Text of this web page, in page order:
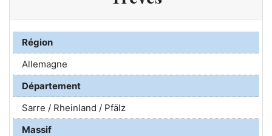
Région
Allemagne
Département
Sarre / Rheinland / Pfälz
Massif